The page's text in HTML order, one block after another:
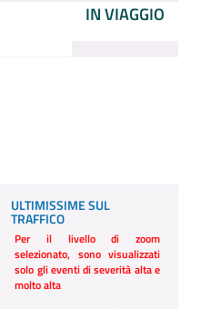
IN VIAGGIO
ULTIMISSIME SUL
TRAFFICO
Per il livello di zoom
selezionato, sono visualizzati
solo gli eventi di severità alta e
molto alta